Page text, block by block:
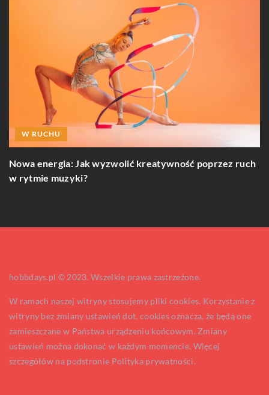
W RUCHU
Nowa energia: Jak wyzwolić kreatywność poprzez ruch
w rytmie muzyki?
hobbdays.pl © 2023. Wszelkie prawa zastrzeżone.
W ramach naszej witryny stosujemy pliki cookies. Korzystanie z
witryny bez zmiany ustawień dot. cookies oznacza, że będą one
zamieszczane w Państwa urządzeniu końcowym. Zmiany
ustawień można dokonać w każdym momencie. Więcej
szczegółów na podstronie Polityka prywatności.